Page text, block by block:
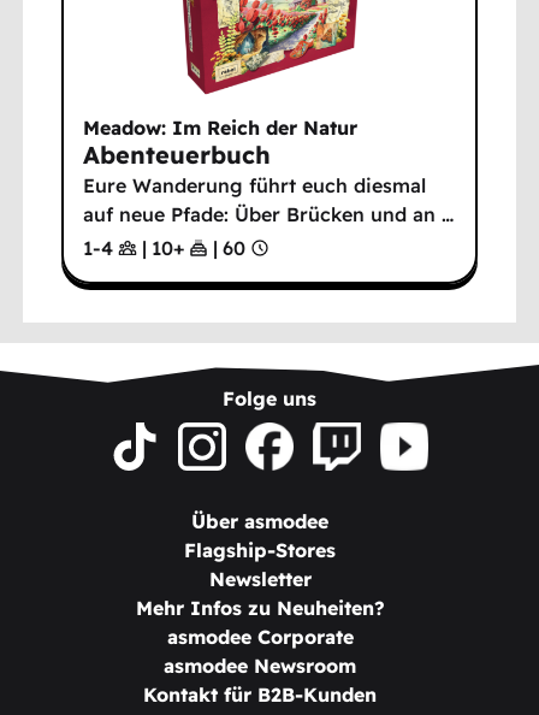
Meadow: Im Reich der Natur
Abenteuerbuch
Eure Wanderung führt euch diesmal
auf neue Pfade: Über Brücken und an…
1-4
| 10+ | 60
Folge uns
Über asmodee
Flagship-Stores
Newsletter
Mehr Infos zu Neuheiten?
asmodee Corporate
asmodee Newsroom
Kontakt für B2B-Kunden